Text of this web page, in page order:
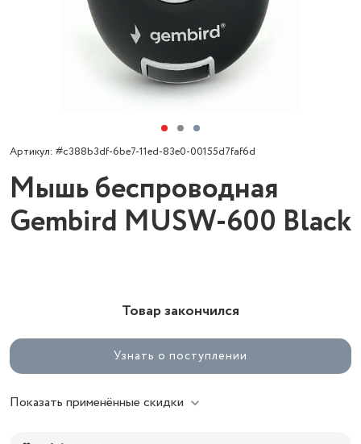
Артикул: #c388b3df-6be7-11ed-83e0-00155d7faf6d
Мышь беспроводная
Gembird MUSW-600 Black
Товар закончился
Узнать о поступлении
Показать применённые скидки